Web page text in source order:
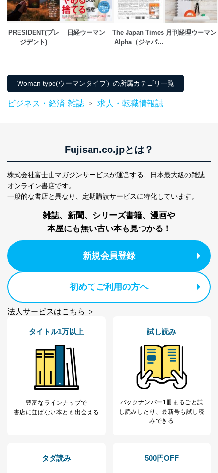
PRESIDENT(プレ
ジデント)
日経ウーマン
The Japan Times
Alpha（ジャパン
月刊経理ウーマン
Woman type(ウーマンタイプ）の所属カテゴリ一覧
ビジネス・経済 雑誌 > 求人・転職情報誌
Fujisan.co.jpとは？
株式会社富士山マガジンサービスが運営する、
日本最大級の雑誌
オンライン書店です。
一般的な書店と異なり、 定期購読サービスに特化しています。
雑誌、新聞、シリーズ書籍、漫画や
本屋にも無い古い本も見つかる！
新規会員登録
初めてご利用の方へ
法人サービスはこちら ＞
タイトル1万以上
豊富なラインナップで
書店に並ばない本とも出会える
試し読み
バックナンバー1冊まるごと試
し読み したり、最新号も試し読
みできる
タダ読み 500円OFF